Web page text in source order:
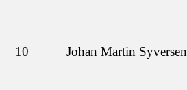
10 Johan Martin Syversen